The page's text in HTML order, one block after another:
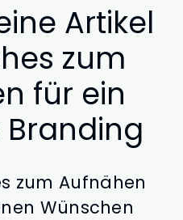
Artikel
zum
für ein
zum Aufnähen
Wünschen